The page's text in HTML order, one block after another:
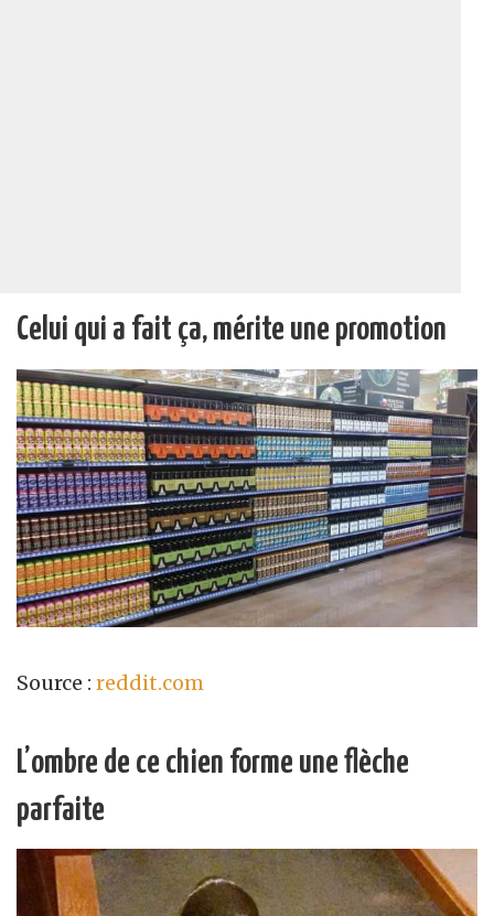
Celui qui a fait ça, mérite une promotion
Source : reddit.com
L’ombre de ce chien forme une flèche
parfaite